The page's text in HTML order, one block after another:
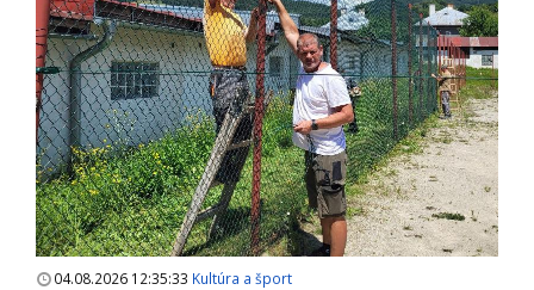
04.08.2026 12:35:33 Kultúra a šport